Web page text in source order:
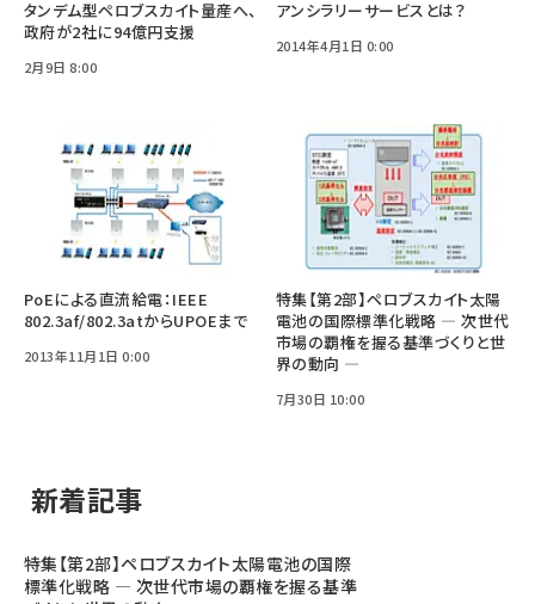
タンデム型ペロブスカイト量産へ、
政府が2社に94億円支援
2月9日 8:00
アンシラリーサービスとは？
2014年4月1日 0:00
PoEによる直流給電：IEEE
802.3af/802.3atからUPOEまで
2013年11月1日 0:00
特集【第2部】ペロブスカイト太陽
電池の国際標準化戦略 ― 次世代
市場の覇権を握る基準づくりと世
界の動向 ―
7月30日 10:00
新着記事
特集【第2部】ペロブスカイト太陽電池の国際
標準化戦略 ― 次世代市場の覇権を握る基準